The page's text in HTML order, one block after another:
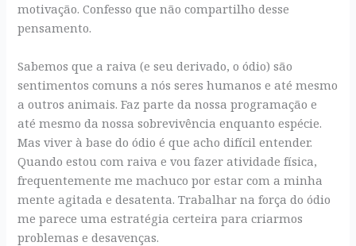
motivação. Confesso que não compartilho desse
pensamento.
Sabemos que a raiva (e seu derivado, o ódio) são
sentimentos comuns a nós seres humanos e até mesmo
a outros animais. Faz parte da nossa programação e
até mesmo da nossa sobrevivência enquanto espécie.
Mas viver à base do ódio é que acho difícil entender.
Quando estou com raiva e vou fazer atividade física,
frequentemente me machuco por estar com a minha
mente agitada e desatenta. Trabalhar na força do ódio
me parece uma estratégia certeira para criarmos
problemas e desavenças.